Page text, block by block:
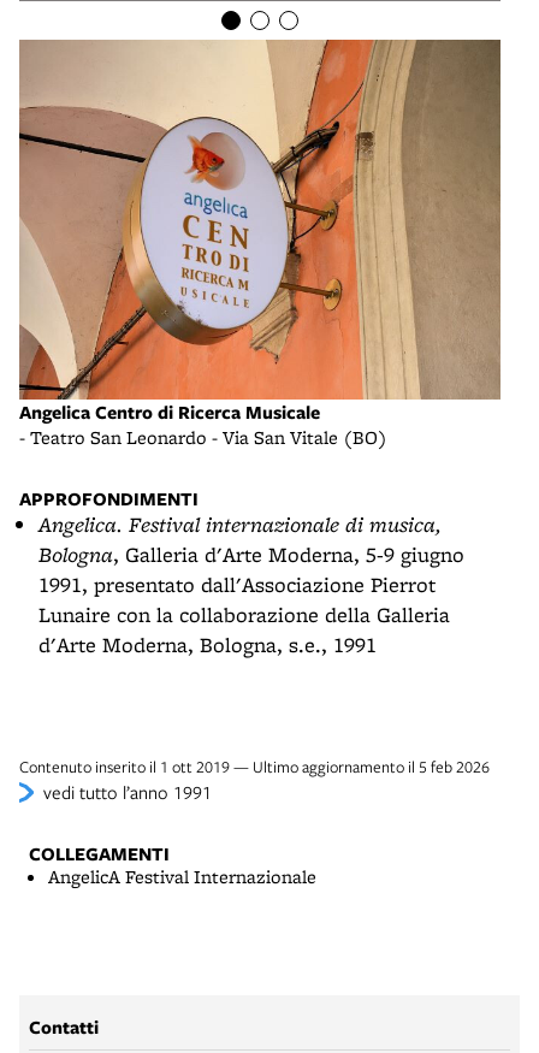
Angelica Centro di Ricerca Musicale
- Teatro San Leonardo - Via San Vitale (BO)
APPROFONDIMENTI
Angelica. Festival internazionale di musica,
Bologna, Galleria d'Arte Moderna, 5-9 giugno
1991, presentato dall'Associazione Pierrot
Lunaire con la collaborazione della Galleria
d'Arte Moderna, Bologna, s.e., 1991
Contenuto inserito il 1 ott 2019 — Ultimo aggiornamento il 5 feb 2026
vedi tutto l’anno 1991
COLLEGAMENTI
AngelicA Festival Internazionale
Contatti